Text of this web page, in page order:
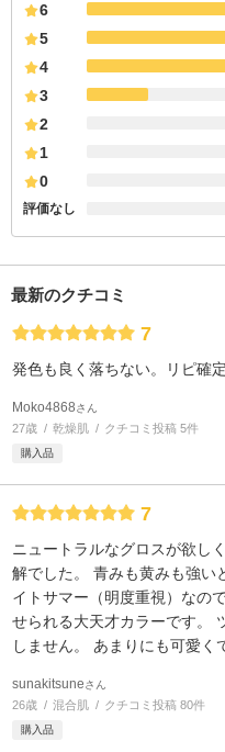
6
5
4
3
2
1
0
評価なし
最新のクチコミ
7
発色も良く落ちない。リピ確定
Moko4868さん
27歳 乾燥肌 クチコミ投稿 5件
購入品
7
ニュートラルなグロスが欲し
解でした。 青みも黄みも強い
イトサマー（明度重視）なの
せられる大天才カラーです。
しません。 あまりにも可愛く
sunakitsuneさん
26歳 混合肌 クチコミ投稿 80件
購入品